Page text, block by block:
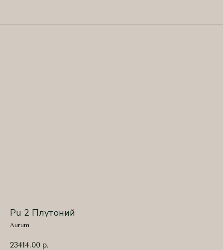
Pu 2 Плутоний
Aurum
23414,00 р.